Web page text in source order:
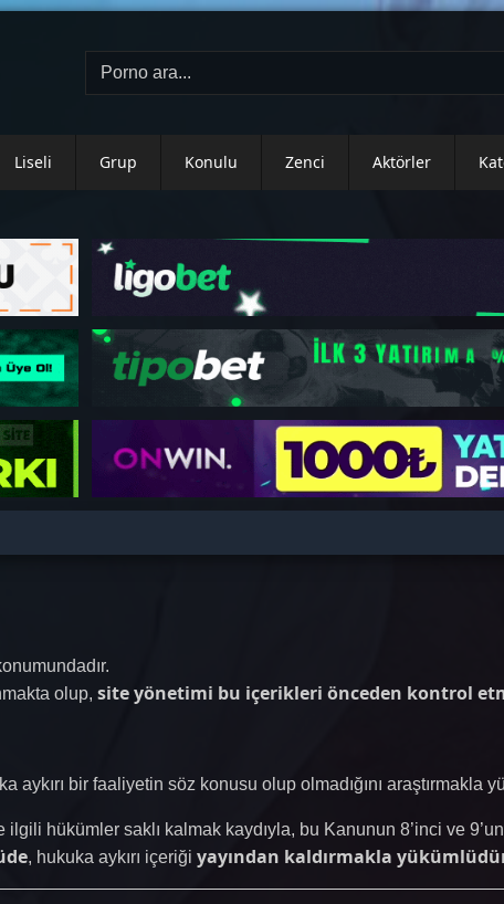
Liseli Grup Konulu Zenci Aktörler
olup, site yönetimi bu içerikleri önceden kontrol
aykırı bir faaliyetin söz konusu olup olmadığını araştırmakla
ilgili hükümler saklı kalmak kaydıyla, bu Kanunun 8’inci ve
, hukuka aykırı içeriği yayından kaldırmakla